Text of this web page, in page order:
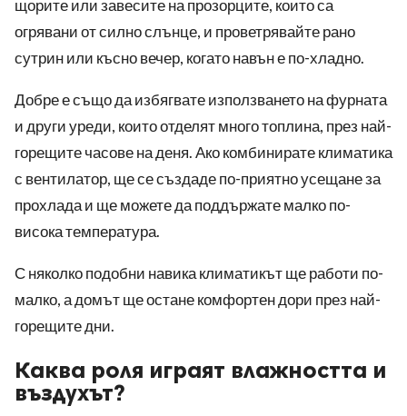
щорите или завесите на прозорците, които са
огрявани от силно слънце, и проветрявайте рано
сутрин или късно вечер, когато навън е по-хладно.
Добре е също да избягвате използването на фурната
и други уреди, които отделят много топлина, през най-
горещите часове на деня. Ако комбинирате климатика
с вентилатор, ще се създаде по-приятно усещане за
прохлада и ще можете да поддържате малко по-
висока температура.
С няколко подобни навика климатикът ще работи по-
малко, а домът ще остане комфортен дори през най-
горещите дни.
Каква роля играят влажността и
въздухът?